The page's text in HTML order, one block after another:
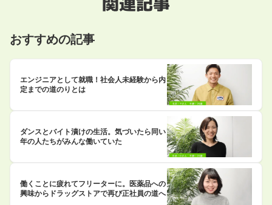
おすすめの記事
エンジニアとして就職！社会人未経験から内
定までの道のりとは
ダンスとバイト漬けの生活。気づいたら同い
年の人たちがみんな働いていた
働くことに疲れてフリーターに。医薬品への
興味からドラッグストアで再び正社員の道へ